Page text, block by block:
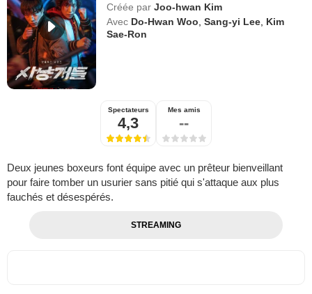
Créée par Joo-hwan Kim
Avec Do-Hwan Woo ,Sang-yi Lee Kim
Sae-Ron
Spectateurs
4,3
Mes amis
--
Deux jeunes boxeurs font équipe avec un prêteur bienveillant
pour faire tomber un usurier sans pitié qui s'attaque aux plus
fauchés et désespérés.
STREAMING